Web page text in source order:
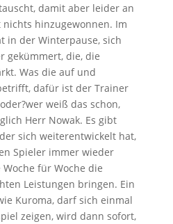
damit aber leider an
nichts hinzugewonnen. Im
in der Winterpause, sich
gekümmert, die, die
Was die auf und
dafür ist der Trainer
weiß das schon,
Herr Nowak. Es gibt
sich weiterentwickelt hat,
Spieler immer wieder
für Woche die
Leistungen bringen. Ein
Kuroma, darf sich einmal
zeigen, wird dann sofort,